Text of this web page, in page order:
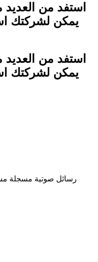
استفد من العديد
يمكن لشركتك
استفد من العديد
يمكن لشركتك
رسائل صوتية مسجلة